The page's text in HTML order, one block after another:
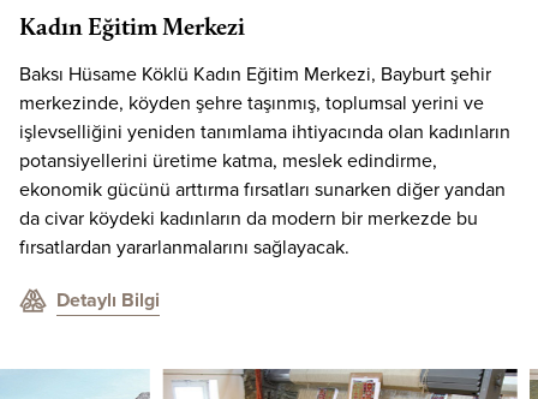
Kadın Eğitim Merkezi
Baksı Hüsame Köklü Kadın Eğitim Merkezi, Bayburt şehir
merkezinde, köyden şehre taşınmış, toplumsal yerini ve
işlevselliğini yeniden tanımlama ihtiyacında olan kadınların
potansiyellerini üretime katma, meslek edindirme,
ekonomik gücünü arttırma fırsatları sunarken diğer yandan
da civar köydeki kadınların da modern bir merkezde bu
fırsatlardan yararlanmalarını sağlayacak.
Detaylı Bilgi